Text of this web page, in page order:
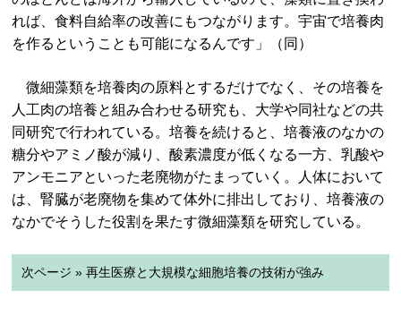
れば、食料自給率の改善にもつながります。宇宙で培養肉
を作るということも可能になるんです」（同）
微細藻類を培養肉の原料とするだけでなく、その培養を
人工肉の培養と組み合わせる研究も、大学や同社などの共
同研究で行われている。培養を続けると、培養液のなかの
糖分やアミノ酸が減り、酸素濃度が低くなる一方、乳酸や
アンモニアといった老廃物がたまっていく。人体において
は、腎臓が老廃物を集めて体外に排出しており、培養液の
なかでそうした役割を果たす微細藻類を研究している。
次ページ » 再生医療と大規模な細胞培養の技術が強み